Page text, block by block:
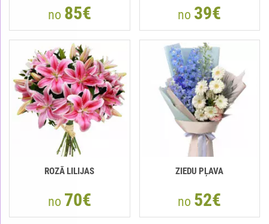
no 85€ no 39€
ROZĀ LILIJAS
no 70€
ZIEDU PĻAVA
no 52€